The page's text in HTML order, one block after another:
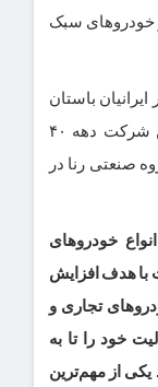
درصدی بازار خودروهای سبک
باستان
است، خودروهای تجاری تولید می‌کند. این شرکت دهه ۴۰
صنعتی رنا در
خودروهای
با هدف افزایش
تجاری و
خود را تا به
یکی از مهم‌ترین